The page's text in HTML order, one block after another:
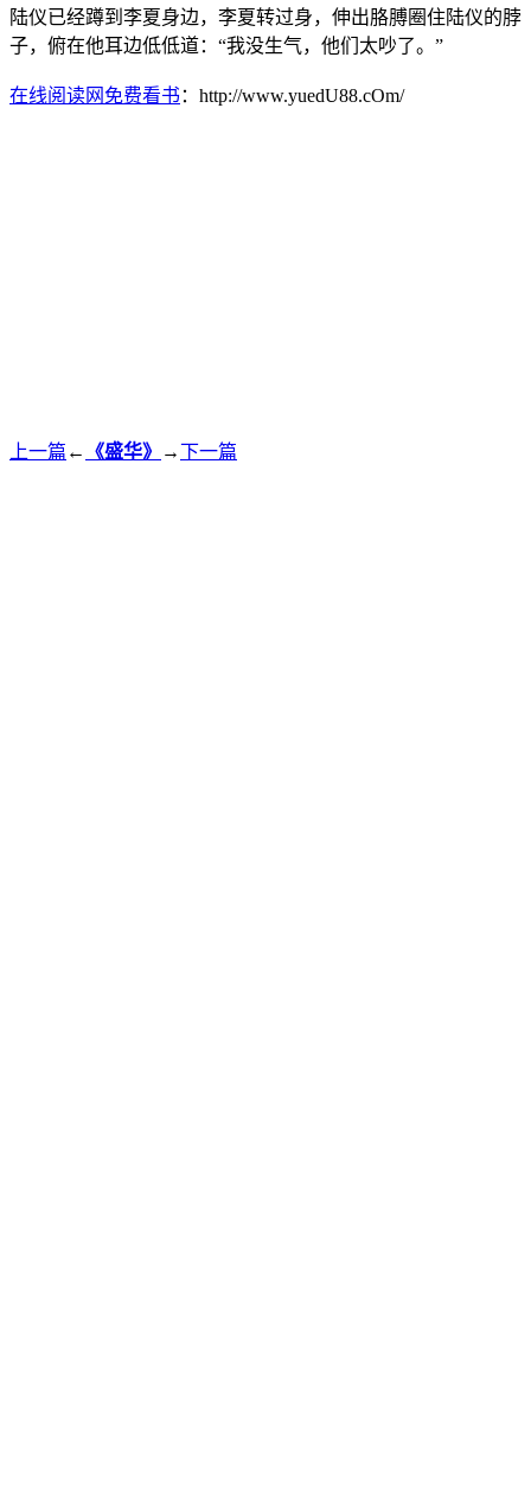
陆仪已经蹲到李夏身边，李夏转过身，伸出胳膊圈住陆仪的脖
子，俯在他耳边低低道：“我没生气，他们太吵了。”
在线阅读网免费看书 ：http://www.yuedU88.cOm/
上一篇 ← 《盛华》 →下一篇